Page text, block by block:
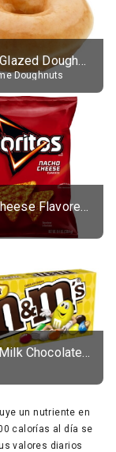
Original Glazed Doughnut
Doughnuts
Nacho Cheese Flavored Tortilla Chips
Peanut, Milk Chocolate Candies
un nutriente en
calorías al día se
valores diarios